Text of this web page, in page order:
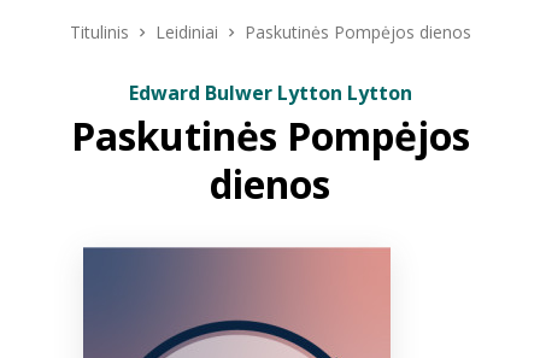
ELVIS atvyksta
Titulinis Leidiniai Paskutinės Pompėjos dienos
Edward Bulwer Lytton Lytton
Paskutinės Pompėjos
dienos